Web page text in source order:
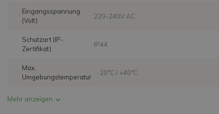
Eingangsspannung
(Volt)
220-240V AC
Schutzart (IP-
Zertifikat)
IP44
Max.
Umgebungstemperatur
-20°C / +40°C
Mehr anzeigen